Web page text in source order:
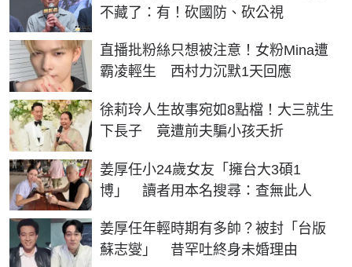
不藏了：有！砍國防、砍公視
直播批粉絲只想被注意！女粉Mina遭
霸凌輕生 西村力沉默1天回應
徐莉玲人生故事宛如8點檔！大三就生
下長子 竟遭前夫騙小孩夭折
姜厚任小24歲女友「擁台大3碩1
博」 讀者用本名搜尋：查無此人
姜厚任年輕時期有多帥？被封「台版
蘇志燮」 昔罕吐終身未婚理由